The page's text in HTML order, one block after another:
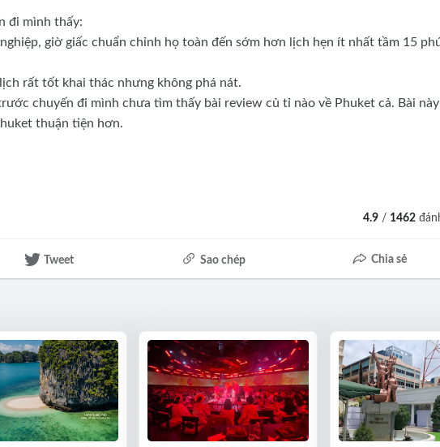
đi mình thấy:
giờ giấc chuẩn chỉnh họ toàn đến sớm hơn lịch hẹn ít nhất tầm 15
rất tốt khai thác nhưng không phá nát.
chuyến đi mình chưa tìm thấy bài review củ tỉ nào về Phuket cả. Bài này
thuận tiện hơn.
4.9 / 1462
Tweet Sao chép Chia sẻ